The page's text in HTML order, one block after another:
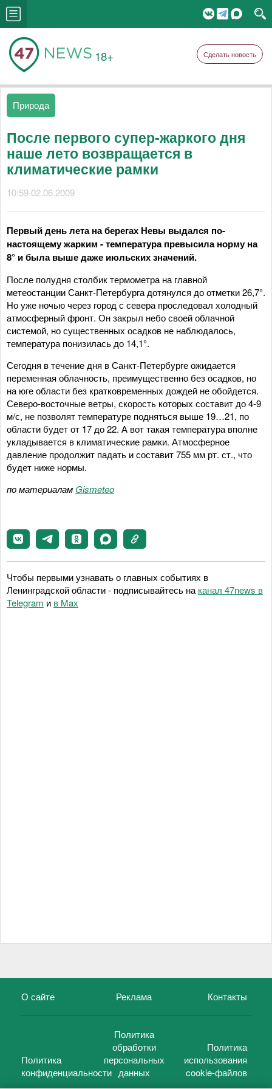
18+ Сделать новость
Природа
После первого супер-жаркого дня
наше лето возвращается в
климатические рамки
10:59 02.06.2009
Первый день лета на берегах Невы выдался по-
настоящему жарким - температура превысила норму на
8° и была выше даже июльских значений.
После полудня столбик термометра на главной
метеостанции Санкт-Петербурга дотянулся до отметки 26,7°.
Но уже ночью через город с севера проследовал холодный
атмосферный фронт. Он закрыл небо своей облачной
системой, но существенных осадков не наблюдалось,
температура понизилась до 14,1°.
Сегодня в течение дня в Санкт-Петербурге ожидается
переменная облачность, преимущественно без осадков, но
на юге области без кратковременных дождей не обойдется.
Северо-восточные ветры, скорость которых составит до 4-9
м/с, не позволят температуре подняться выше 19…21, по
области будет от 17 до 22. А вот такая температура вполне
укладывается в климатические рамки. Атмосферное
давление продолжит падать и составит 755 мм рт. ст., что
будет ниже нормы.
по материалам Gismeteo
Чтобы первыми узнавать о главных событиях в
Ленинградской области - подписывайтесь на канал 47news в
Telegram и в Maх
О сайте Реклама Контакты
Политика
конфиденциальности
Политика
обработки
персональных
данных
Политика
использования
cookie-файлов